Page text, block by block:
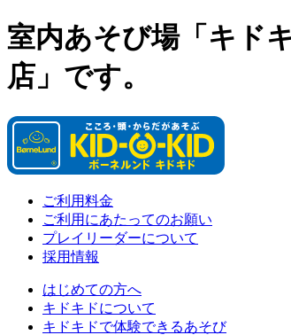
室内あそび場「キド
店」です。
ご利用料金
ご利用にあたってのお願い
プレイリーダーについて
採用情報
はじめての方へ
キドキドについて
キドキドで体験できるあそび